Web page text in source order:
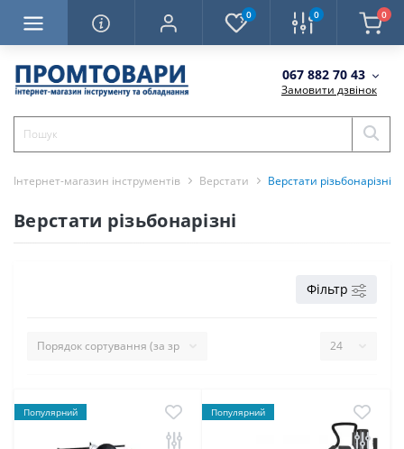
0 0 0
067 882 70 43
Замовити дзвінок
Інтернет-магазин інструментів Верстати Верстати різьбонарізні
Верстати різьбонарізні
Фільтр
Популярний Популярний